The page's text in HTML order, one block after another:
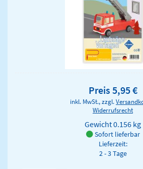
Preis 5,95 €
inkl. MwSt., zzgl.
Widerrufsrecht
Gewicht0.156 kg
Sofort lieferbar
Lieferzeit:
2 - 3 Tage